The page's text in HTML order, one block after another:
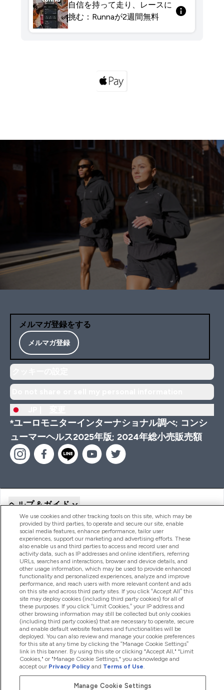
自信を持って走り、レースに
挑む：Runnaが2週間無料
メルマガ登録をする
メルマガ登録
*ユーロモニターインターナショナル調べ; コンシ
ューマーヘルス2025年版; 2024年総小売販売額
ヘルプ＆ガイド
商品について
会社概要
特典＆ポイント
2026 The Hut.com Ltd
We use cookies and other tracking tools on this site, which may be
provided by third parties, to operate and secure our site, enable
social media features, enhance performance, tailor user
experiences, support our marketing and advertising efforts. These
also enable us and third parties to access and record user and
activity data, such as IP addresses and online identifiers, referring
URLs, searches and interactions, browser and device details, and
other usage information, which may be used to provide enhanced
functionality and personalized experiences, analyze and improve
performance, and reach users with more relevant content and ads
on this site and across third party sites. If you click “Accept All” this
site may deploy cookies (including third party cookies) for all of
these purposes. If you click “Limit Cookies,” your IP address and
other browsing information may still be collected but only cookies
(including third party cookies) that are necessary to operate, secure
and enable default website features and functionalities will be
deployed. You can also review and manage your cookie preferences
for this site at any time by clicking the “Manage Cookie Settings”
link in this banner. By using this site or clicking "Accept All," "Limit
Cookies," or "Manage Cookie Settings," you acknowledge and
accept our Privacy Policyand Terms of Use.
Manage Cookie Settings